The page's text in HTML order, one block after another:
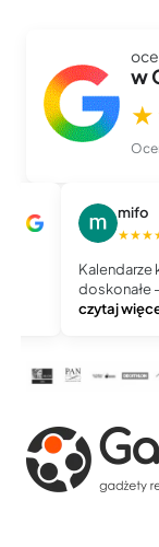
w
mifo
Kalendarze
doskonałe
czytaj